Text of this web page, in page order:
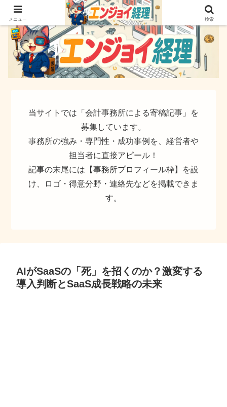
簿記でなく実務ができるサイト
当サイトでは「会計事務所による寄稿記事」を
募集しています。
事務所の強み・専門性・成功事例を、経営者や
担当者に直接アピール！
記事の末尾には【事務所プロフィール枠】を設
け、ロゴ・得意分野・連絡先などを掲載できま
す。
AIがSaaSの「死」を招くのか？激変する
導入判断とSaaS成長戦略の未来
メニュー 検索